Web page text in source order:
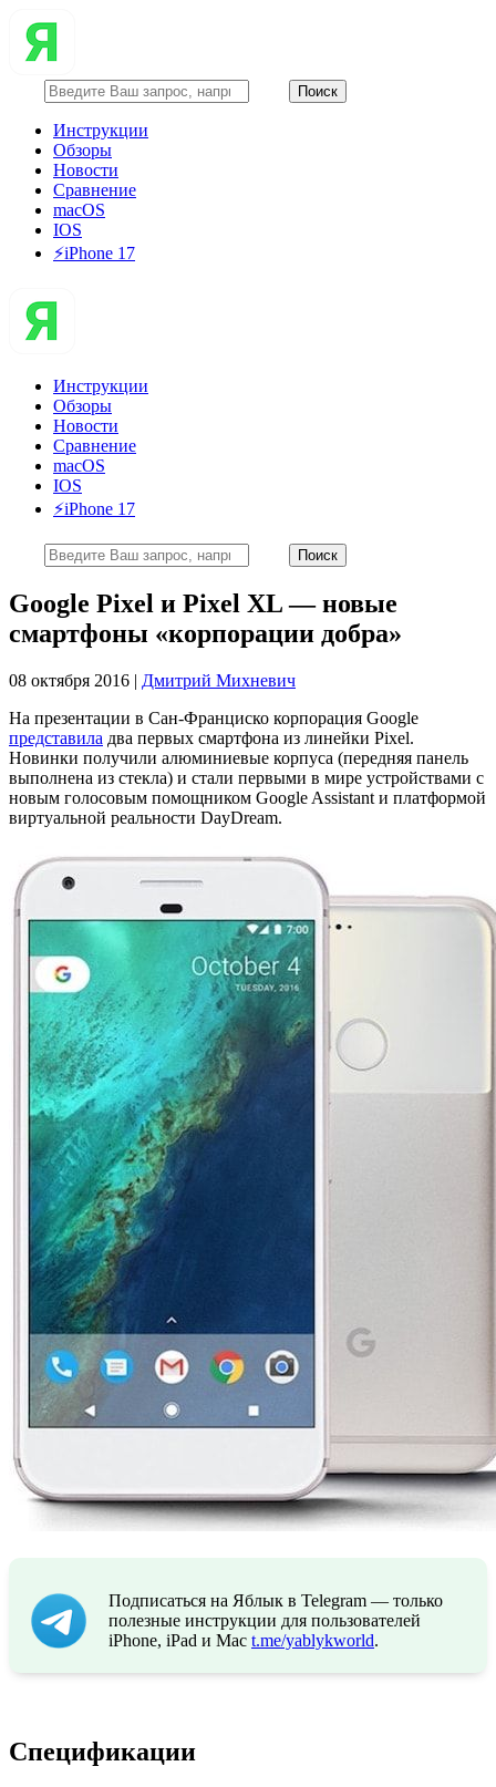
Инструкции
Обзоры
Новости
Сравнение
macOS
IOS
⚡️iPhone 17
Инструкции
Обзоры
Новости
Сравнение
macOS
IOS
⚡️iPhone 17
Google Pixel и Pixel XL — новые
смартфоны «корпорации добра»
08 октября 2016 | Дмитрий Михневич
На презентации в Сан-Франциско корпорация Google
представила два первых смартфона из линейки Pixel.
Новинки получили алюминиевые корпуса (передняя панель
выполнена из стекла) и стали первыми в мире устройствами с
новым голосовым помощником Google Assistant и платформой
виртуальной реальности DayDream.
Подписаться на Яблык в Telegram — только
полезные инструкции для пользователей
iPhone, iPad и Mac t.me/yablykworld.
Спецификации